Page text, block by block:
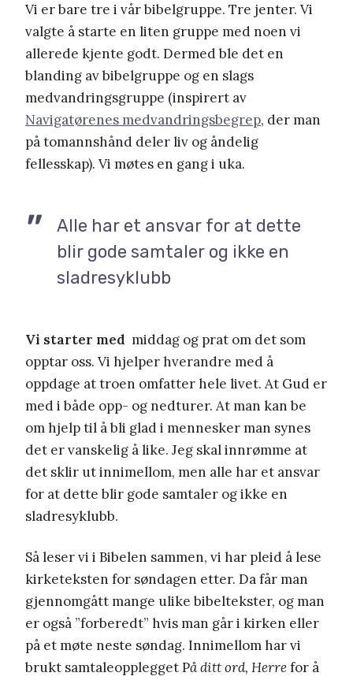
Vi er bare tre i vår bibelgruppe. Tre jenter. Vi
valgte å starte en liten gruppe med noen vi
allerede kjente godt. Dermed ble det en
blanding av bibelgruppe og en slags
medvandringsgruppe (inspirert av
Navigatørenes medvandringsbegrep, der man
på tomannshånd deler liv og åndelig
fellesskap). Vi møtes en gang i uka.
Alle har et ansvar for at dette
blir gode samtaler og ikke en
sladresyklubb
Vi starter med middag og prat om det som
opptar oss. Vi hjelper hverandre med å
oppdage at troen omfatter hele livet. At Gud er
med i både opp- og nedturer. At man kan be
om hjelp til å bli glad i mennesker man synes
det er vanskelig å like. Jeg skal innrømme at
det sklir ut innimellom, men alle har et ansvar
for at dette blir gode samtaler og ikke en
sladresyklubb.
Så leser vi i Bibelen sammen, vi har pleid å lese
kirketeksten for søndagen etter. Da får man
gjennomgått mange ulike bibeltekster, og man
er også ”forberedt” hvis man går i kirken eller
på et møte neste søndag. Innimellom har vi
brukt samtaleopplegget På ditt ord, Herrefor å